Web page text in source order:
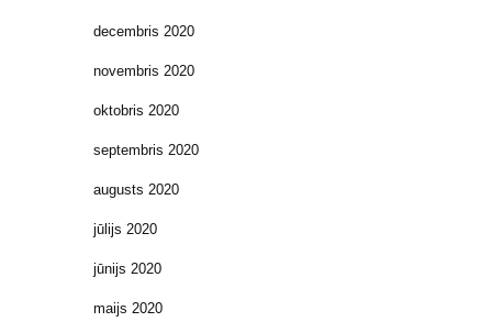
decembris 2020
novembris 2020
oktobris 2020
septembris 2020
augusts 2020
jūlijs 2020
jūnijs 2020
maijs 2020